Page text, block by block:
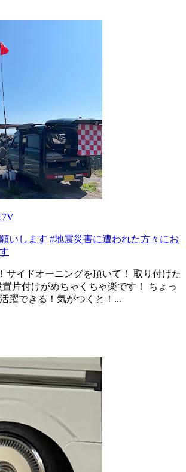
いします #地震災害に遭われた方々にお
サイドオーニングを頂いて！ 取り付けた
片付けがめちゃくちゃ楽です！ ちょっ
躍できる！気がつくと！...